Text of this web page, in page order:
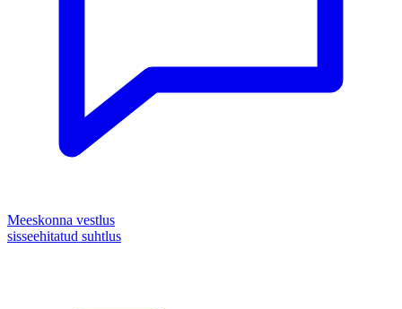
Meeskonna vestlus
sisseehitatud suhtlus